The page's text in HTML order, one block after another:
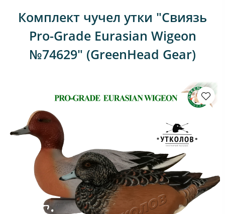
Комплект чучел утки "Свиязь
Pro-Grade Eurasian Wigeon
№74629" (GreenHead Gear)